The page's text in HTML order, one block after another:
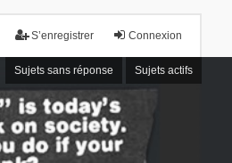
Connexion
S’enregistrer
Sujets sans réponse Sujets actifs